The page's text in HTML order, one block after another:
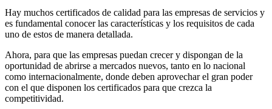
Hay muchos certificados de calidad para las empresas de servicios y
es fundamental conocer las características y los requisitos de cada
uno de estos de manera detallada.
Ahora, para que las empresas puedan crecer y dispongan de la
oportunidad de abrirse a mercados nuevos, tanto en lo nacional
como internacionalmente, donde deben aprovechar el gran poder
con el que disponen los certificados para que crezca la
competitividad.